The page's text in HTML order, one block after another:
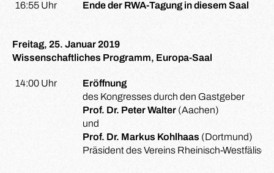
16:55 Uhr Ende der RWA-Tagung in diesem Saal
Freitag, 25. Januar 2019
Wissenschaftliches Programm, Europa-Saal
14:00 Uhr
Eröffnung
des Kongresses durch den Gastgeber
Prof. Dr. Peter Walter (Aachen)
und
Prof. Dr. Markus Kohlhaas (Dortmund)
Präsident des Vereins Rheinisch-